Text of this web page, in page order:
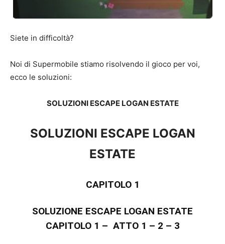
Siete in difficoltà?
Noi di Supermobile stiamo risolvendo il gioco per voi,
ecco le soluzioni:
SOLUZIONI ESCAPE LOGAN ESTATE
SOLUZIONI ESCAPE LOGAN
ESTATE
CAPITOLO 1
SOLUZIONE ESCAPE LOGAN ESTATE
CAPITOLO 1 – ATTO 1 – 2 – 3